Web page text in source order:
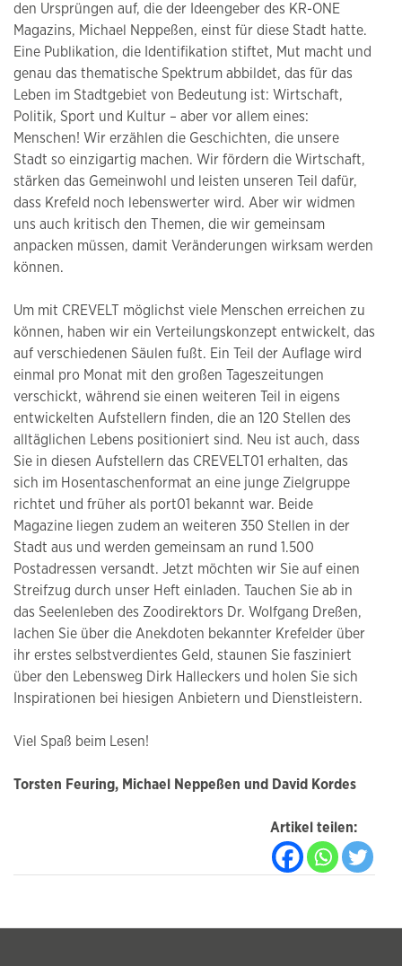
den Ursprüngen auf, die der Ideengeber des KR-ONE
Magazins, Michael Neppeßen, einst für diese Stadt hatte.
Eine Publikation, die Identifikation stiftet, Mut macht und
genau das thematische Spektrum abbildet, das für das
Leben im Stadtgebiet von Bedeutung ist: Wirtschaft,
Politik, Sport und Kultur – aber vor allem eines:
Menschen! Wir erzählen die Geschichten, die unsere
Stadt so einzigartig machen. Wir fördern die Wirtschaft,
stärken das Gemeinwohl und leisten unseren Teil dafür,
dass Krefeld noch lebenswerter wird. Aber wir widmen
uns auch kritisch den Themen, die wir gemeinsam
anpacken müssen, damit Veränderungen wirksam werden
können.
Um mit CREVELT möglichst viele Menschen erreichen zu
können, haben wir ein Verteilungskonzept entwickelt, das
auf verschiedenen Säulen fußt. Ein Teil der Auflage wird
einmal pro Monat mit den großen Tageszeitungen
verschickt, während sie einen weiteren Teil in eigens
entwickelten Aufstellern finden, die an 120 Stellen des
alltäglichen Lebens positioniert sind. Neu ist auch, dass
Sie in diesen Aufstellern das CREVELT01 erhalten, das
sich im Hosentaschenformat an eine junge Zielgruppe
richtet und früher als port01 bekannt war. Beide
Magazine liegen zudem an weiteren 350 Stellen in der
Stadt aus und werden gemeinsam an rund 1.500
Postadressen versandt. Jetzt möchten wir Sie auf einen
Streifzug durch unser Heft einladen. Tauchen Sie ab in
das Seelenleben des Zoodirektors Dr. Wolfgang Dreßen,
lachen Sie über die Anekdoten bekannter Krefelder über
ihr erstes selbstverdientes Geld, staunen Sie fasziniert
über den Lebensweg Dirk Halleckers und holen Sie sich
Inspirationen bei hiesigen Anbietern und Dienstleistern.
Viel Spaß beim Lesen!
Torsten Feuring, Michael Neppeßen und David Kordes
Artikel teilen: